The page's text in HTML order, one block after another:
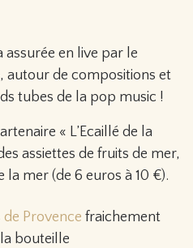
assurée en live par le
autour de compositions et
tubes de la pop music !
« L’Ecaillé de la
assiettes de fruits de mer,
la mer (de 6 euros à 10 €).
de Provence fraichement
bouteille